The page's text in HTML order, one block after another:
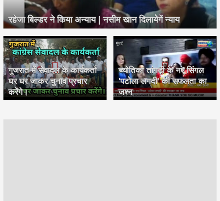
रहेजा बिल्डर ने किया अन्याय | नसीम खान दिलायेगें न्याय
गुजरात में सेवादल के कार्यकर्ता
घर घर जाकर चुनाव प्रचार
करेंगे।
ज्योतिका तांगड़ी के नए सिंगल
'पटोला लगदी' की सफलता का
जश्न